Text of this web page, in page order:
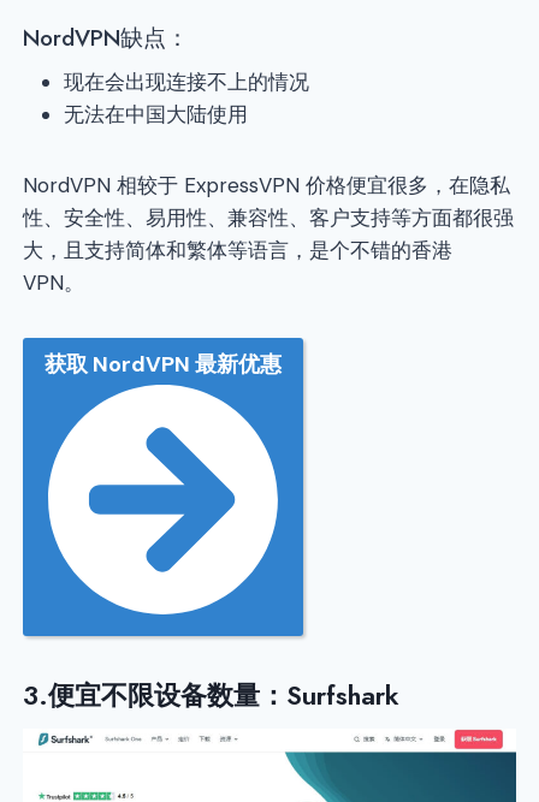
NordVPN缺点：
现在会出现连接不上的情况
无法在中国大陆使用
NordVPN 相较于 ExpressVPN 价格便宜很多，在隐私
性、安全性、易用性、兼容性、客户支持等方面都很强
大，且支持简体和繁体等语言，是个不错的香港
VPN。
获取 NordVPN 最新优惠
3.便宜不限设备数量：Surfshark